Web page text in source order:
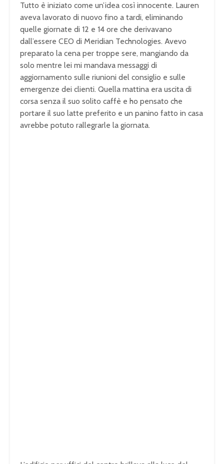
Tutto è iniziato come un’idea così innocente. Lauren
aveva lavorato di nuovo fino a tardi, eliminando
quelle giornate di 12 e 14 ore che derivavano
dall’essere CEO di Meridian Technologies. Avevo
preparato la cena per troppe sere, mangiando da
solo mentre lei mi mandava messaggi di
aggiornamento sulle riunioni del consiglio e sulle
emergenze dei clienti. Quella mattina era uscita di
corsa senza il suo solito caffè e ho pensato che
portare il suo latte preferito e un panino fatto in casa
avrebbe potuto rallegrarle la giornata.